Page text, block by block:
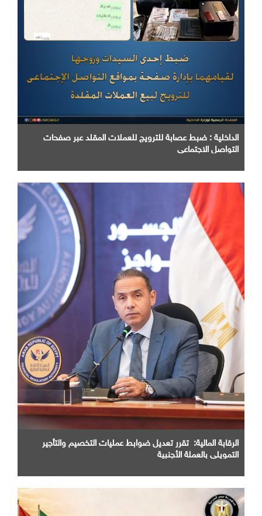
الداخلية : ضبط عصابة للترويج للعملات المقلد عبر صفحات
التواصل الاجتماعي
الرقابة المالية: تقرر تعديل ضوابط عمليات التخصيم والتأجير
التمويلي بالعملة الأجنبية